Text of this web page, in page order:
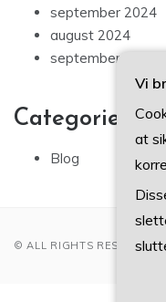
september 2024
august 2024
september 2023
Categories
Blog
© ALL RIGHTS RESERVED
Vi
at